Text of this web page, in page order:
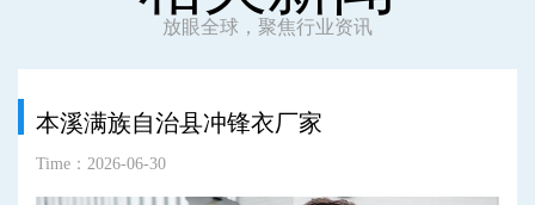
放眼全球，聚焦行业资讯
本溪满族自治县冲锋衣厂家
Time：2026-06-30